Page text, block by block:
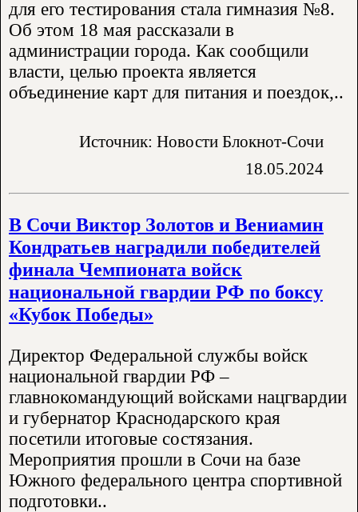
для его тестирования стала гимназия №8.
Об этом 18 мая рассказали в
администрации города. Как сообщили
власти, целью проекта является
объединение карт для питания и поездок,..
Источник: Новости Блокнот-Сочи
18.05.2024
В Сочи Виктор Золотов и Вениамин
Кондратьев наградили победителей
финала Чемпионата войск
национальной гвардии РФ по боксу
«Кубок Победы»
Директор Федеральной службы войск
национальной гвардии РФ –
главнокомандующий войсками нацгвардии
и губернатор Краснодарского края
посетили итоговые состязания.
Мероприятия прошли в Сочи на базе
Южного федерального центра спортивной
подготовки..